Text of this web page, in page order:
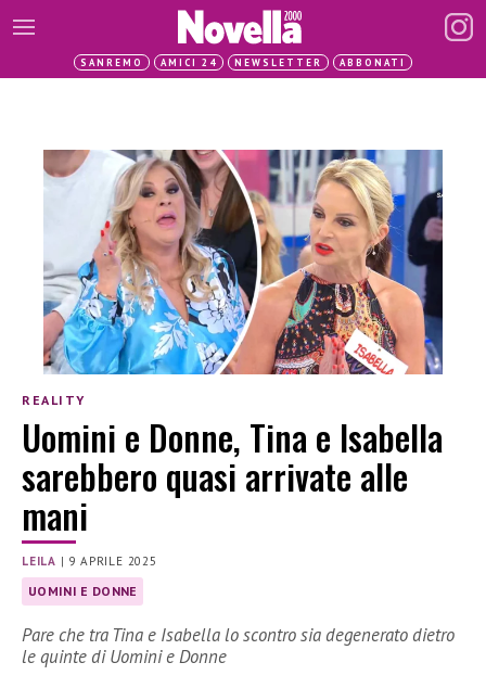
SANREMO AMICI 24 NEWSLETTER ABBONATI
REALITY
Uomini e Donne, Tina e Isabella
sarebbero quasi arrivate alle
mani
LEILA | 9 APRILE 2025
UOMINI E DONNE
Pare che tra Tina e Isabella lo scontro sia degenerato dietro
le quinte di Uomini e Donne